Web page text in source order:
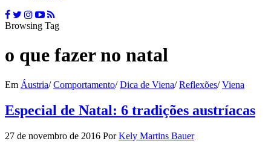
Browsing Tag
o que fazer no natal
Em Áustria/ Comportamento/ Dica de Viena/ Reflexões/ Viena
Especial de Natal: 6 tradições austríacas
27 de novembro de 2016 Por Kely Martins Bauer